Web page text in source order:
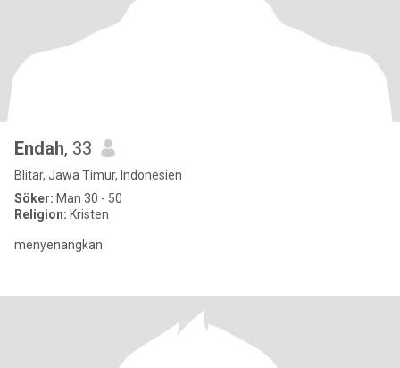
Endah, 33
Blitar, Jawa Timur, Indonesien
Söker: Man 30 - 50
Religion: Kristen
menyenangkan